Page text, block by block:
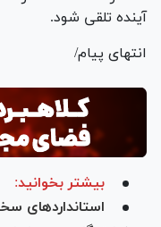
آینده تلقی شود.
انتهای پیام/
بیشتر بخوانید: